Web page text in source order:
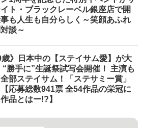
ト・ブラックレーベル銀座店で開
も人生も自分らしく～笑顔あふれ
談～
歳》日本中の【ステイサム愛】が大
“勝手に”生誕祭試写会開催！ 主演も
部ステイサム！「ステサミー賞」
応募総数941票 全54作品の栄冠に
品とはー!?】